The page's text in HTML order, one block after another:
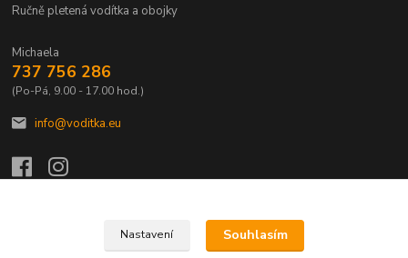
Ručně pletená vodítka a obojky
Michaela
737 756 286
(Po-Pá, 9.00 - 17.00 hod.)
info@voditka.eu
Upravit sběr cookies.
Nastavení Souhlasím